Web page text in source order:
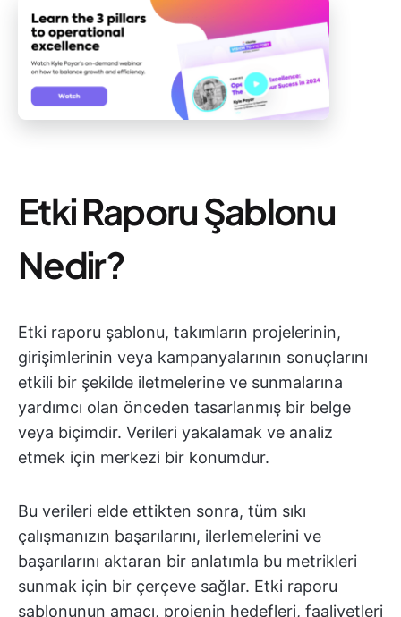
Etki Raporu Şablonu
Nedir?
Etki raporu şablonu, takımların projelerinin,
girişimlerinin veya kampanyalarının sonuçlarını
etkili bir şekilde iletmelerine ve sunmalarına
yardımcı olan önceden tasarlanmış bir belge
veya biçimdir. Verileri yakalamak ve analiz
etmek için merkezi bir konumdur.
Bu verileri elde ettikten sonra, tüm sıkı
çalışmanızın başarılarını, ilerlemelerini ve
başarılarını aktaran bir anlatımla bu metrikleri
sunmak için bir çerçeve sağlar. Etki raporu
şablonunun amacı, projenin hedefleri, faaliyetleri